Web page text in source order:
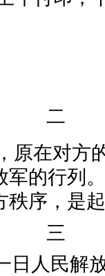
二
原在对方
军的行列
秩序，是
三
日人民解